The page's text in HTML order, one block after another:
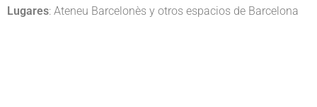
Lugares: Ateneu Barcelonès y otros espacios de Barcelona